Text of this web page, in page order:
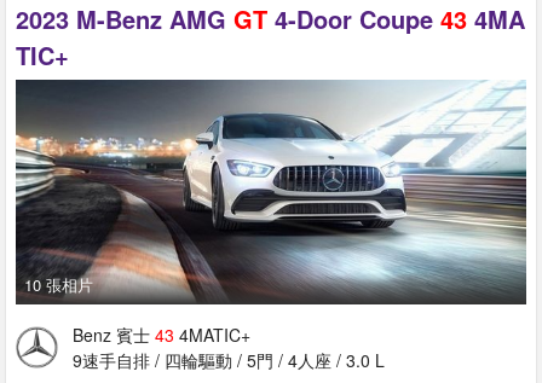
2023 M-Benz AMG GT 4-Door Coupe 43 4MA
TIC+
10 張相片
Benz 賓士 43 4MATIC+
9速手自排 / 四輪驅動 / 5門 / 4人座 / 3.0 L